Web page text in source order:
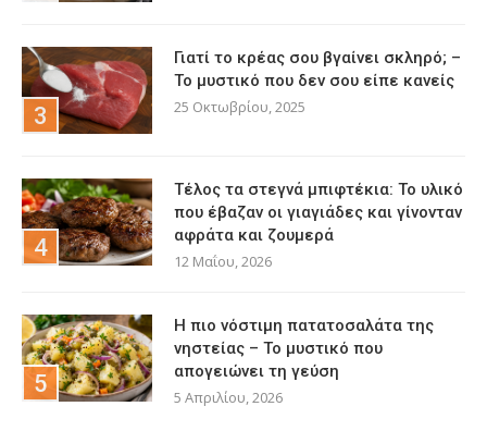
Γιατί το κρέας σου βγαίνει σκληρό; –
Το μυστικό που δεν σου είπε κανείς
25 Οκτωβρίου, 2025
Τέλος τα στεγνά μπιφτέκια: Το υλικό
που έβαζαν οι γιαγιάδες και γίνονταν
αφράτα και ζουμερά
12 Μαΐου, 2026
Η πιο νόστιμη πατατοσαλάτα της
νηστείας – Το μυστικό που
απογειώνει τη γεύση
5 Απριλίου, 2026